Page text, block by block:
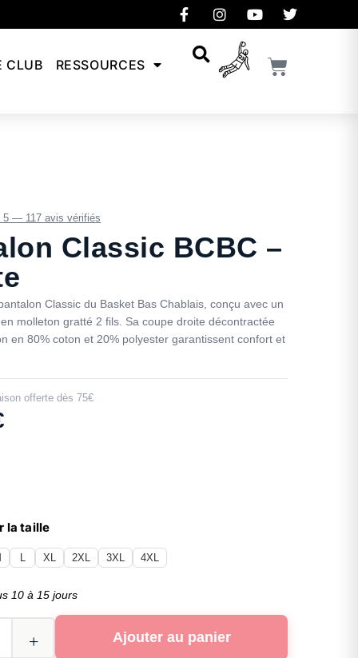
CLUB RESSOURCES
5 — 117 avis vérifiés
Classic BCBC –
Classic du Basket Bas Chablais, conçu avec un
molleton gratté 2 fils. Sa coupe droite décontractée
en 80% coton et 20% polyester garantissent confort et
offerte dès 75€
la taille
L XL 2XL 3XL 4XL
10 à 15 jours
Ajouter au panier